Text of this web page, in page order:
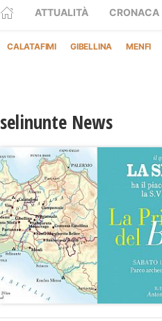
ATTUALITÀ CRONACA
CALATAFIMI GIBELLINA MENFI
selinunte News